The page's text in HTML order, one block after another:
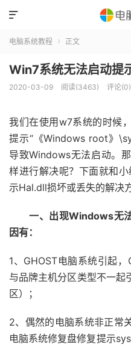

电脑系统教程  正文
Win7系统无法启动提
2020-03-09 阅读(3463) 评论(0)
我们在使用w7系统的时候
提示“《Windows root》
导致Windows无法启动。
样进行解决呢？下面就和
示Hal.dll损坏或丢失的解决方
一、出现Windows无法
因有：
1、GHOST电脑系统引起
与品牌主机分区类型不一起
区）；
2、偶然的电脑系统非正常
电脑系统修复盘修复提示